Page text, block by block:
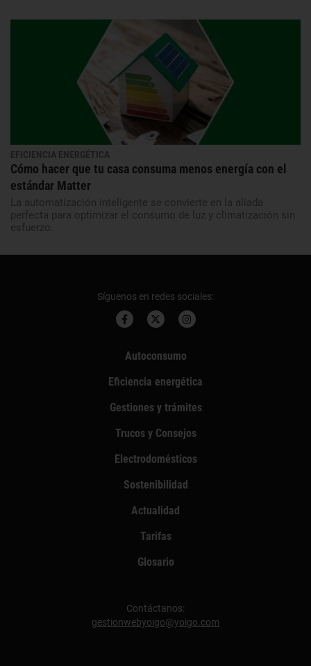
EFICIENCIA ENERGÉTICA
Cómo hacer que tu casa consuma menos energía con el
estándar Matter
La automatización inteligente se convierte en la aliada
perfecta para optimizar el consumo de luz y climatización sin
esfuerzo.
Síguenos en redes sociales:
Autoconsumo
Eficiencia energética
Gestiones y trámites
Trucos y Consejos
Electrodomésticos
Sostenibilidad
Actualidad
Tarifas
Glosario
Contáctanos:
gestionwebyoigo@yoigo.com